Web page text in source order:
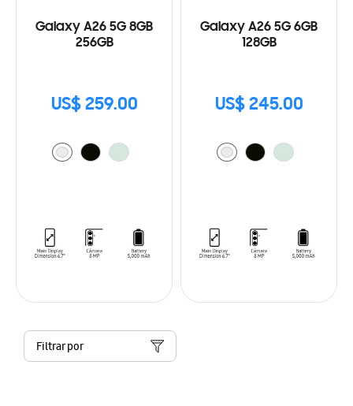
Galaxy A26 5G 8GB
256GB
US$ 259.00
Galaxy A26 5G 6GB
128GB
US$ 245.00
Filtrar por